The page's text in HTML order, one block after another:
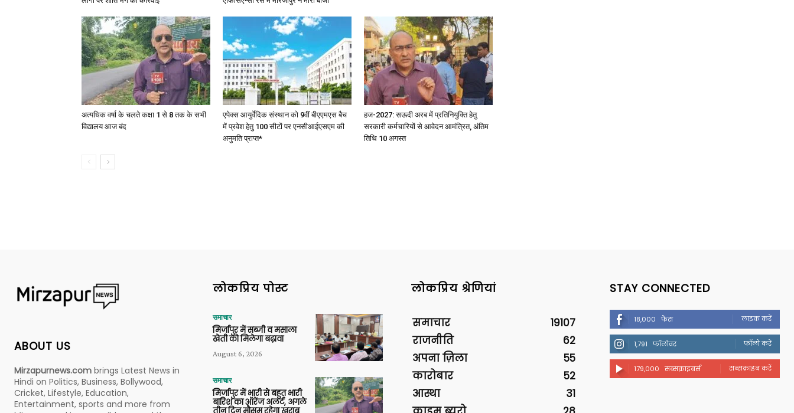
अत्यधिक वर्षा के चलते कक्षा 1 से 8 तक के सभी
विद्यालय आज बंद
एपेक्स आयुर्वेदिक संस्थान को 9वीं बीएएमएस बैच
में प्रवेश हेतु 100 सीटों पर एनसीआईएसएम की
अनुमति प्राप्त*
हज-2027: सऊदी अरब में प्रतिनियुक्ति हेतु
सरकारी कर्मचारियों से आवेदन आमंत्रित, अंतिम
तिथि 10 अगस्त
ABOUT US
Mirzapurnews.com brings Latest News in
Hindi on Politics, Business, Bollywood,
Cricket, Lifestyle, Education,
Entertainment, sports and more from
लोकप्रिय पोस्ट
समाचार
मिर्जापुर में सब्जी व मसाला
खेती को मिलेगा बढ़ावा
August 6, 2026
समाचार
मिर्जापुर में भारी से बहुत भारी
बारिश का ऑरेंज अलर्ट, अगले
लोकप्रिय श्रेणियां
समाचार
19107
राजनीति
62
अपना ज़िला
55
कारोबार
52
आस्था
31
STAY CONNECTED
18,000 फैंस लाइक करें
1,791 फॉलोवर फॉलो करें
179,000 सब्सक्राइबर्स सब्सक्राइब करें